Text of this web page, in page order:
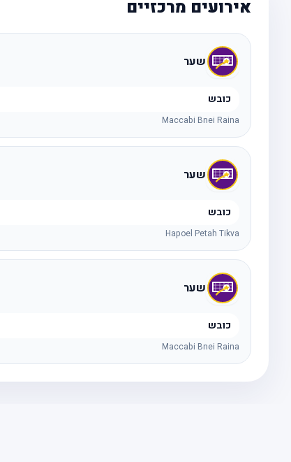
אירועים מרכזיים
שער
כובש
Maccabi Bnei Raina
שער
כובש
Hapoel Petah Tikva
שער
כובש
Maccabi Bnei Raina